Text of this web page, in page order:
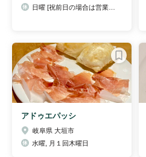
アドゥエパッシ
岐阜県 大垣市
水曜, 月１回木曜日